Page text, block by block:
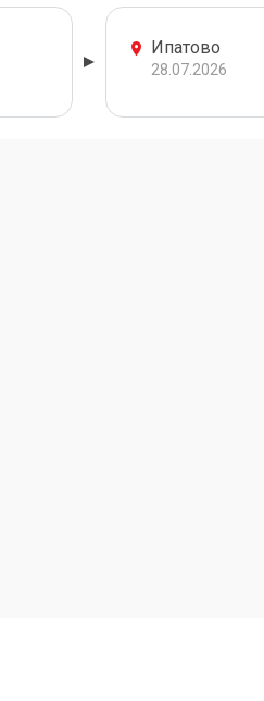
Ипатово
28.07.2026